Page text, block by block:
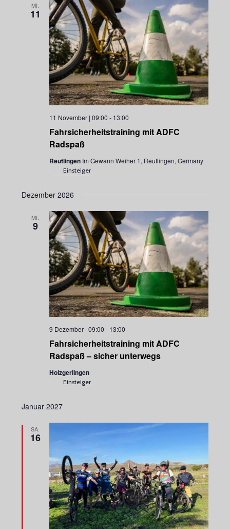
MI.
11
Fahrsicherheitstraining mit ADFC
Radspaß
11 November | 09:00 - 13:00
Reutlingen Im Gewann Weiher 1, Reutlingen, Germany
Einsteiger
Dezember 2026
MI.
9
Fahrsicherheitstraining mit ADFC
Radspaß – sicher unterwegs
9 Dezember | 09:00 - 13:00
Holzgerlingen
Einsteiger
Januar 2027
SA.
16